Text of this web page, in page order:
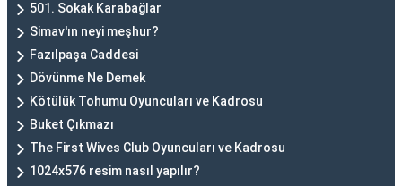
501. Sokak Karabağlar
Simav'ın neyi meşhur?
Fazılpaşa Caddesi
Dövünme Ne Demek
Kötülük Tohumu Oyuncuları ve Kadrosu
Buket Çıkmazı
The First Wives Club Oyuncuları ve Kadrosu
1024x576 resim nasıl yapılır?